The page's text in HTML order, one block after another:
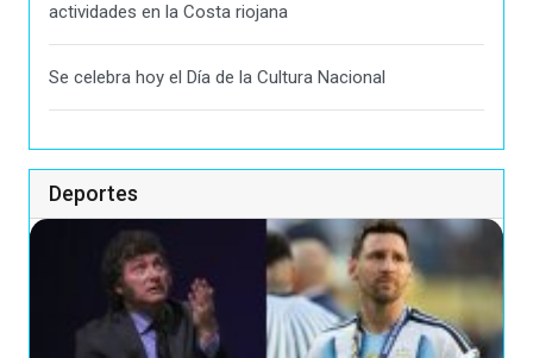
actividades en la Costa riojana
Se celebra hoy el Día de la Cultura Nacional
Deportes